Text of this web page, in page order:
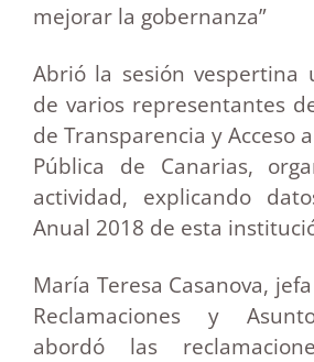
mejorar la gobernanza”
Abrió la sesión vespertina
de varios representantes
de Transparencia y Acceso
Pública de Canarias,
actividad, explicando
Anual 2018 de esta
María Teresa Casanova,
Reclamaciones y
abordó las